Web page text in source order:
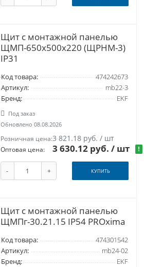
Щит с монтажной панелью
ЩМП-650х500х220 (ЩРНМ-3)
IP31
Код товара:
474242673
Артикул:
mb22-3
Бренд:
EKF
Под заказ
Обновлено 08.08.2026
Розничная цена:3 821.18 руб. / шт
Оптовая цена: 3 630.12 руб./ шт !
- + КУПИТЬ
Щит с монтажной панелью
ЩМПг-30.21.15 IP54 PROxima
Код товара:
474301542
Артикул:
mb24-02
Бренд:
EKF